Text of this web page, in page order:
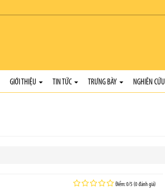
GIỚI THIỆU TIN TỨC TRƯNG BÀY NGHIÊN CỨU
Điểm: 0/5 (0 đánh giá)